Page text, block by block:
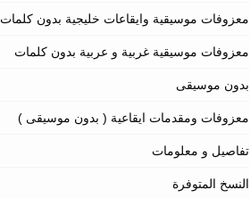
معزوفات موسيقية وايقاعات خليجية بدون كلمات
معزوفات موسيقية غربية و عربية بدون كلمات
بدون موسيقى
معزوفات ومقدمات ايقاعية ( بدون موسيقى )
تفاصيل و معلومات
النسخ المتوفرة